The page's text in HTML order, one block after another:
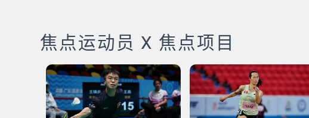
焦点运动员 X 焦点项目